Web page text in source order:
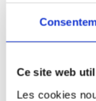
Ce site web
Les cookies